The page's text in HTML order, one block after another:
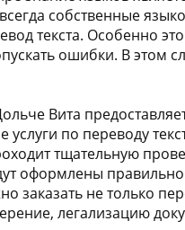
собственные
текста. Особенно
ошибки. В этом
Вита
по переводу
тщательную
оформлены
заказать не только
легализацию